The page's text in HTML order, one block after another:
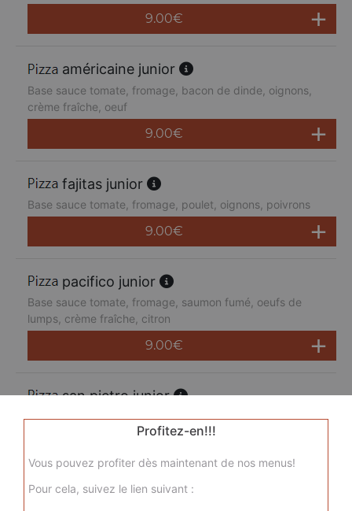
9.00€
américaine junior
Base sauce tomate, fromage, bacon de dinde, oignons,
crème fraîche, oeuf
9.00€
fajitas junior
Base sauce tomate, fromage, poulet, oignons, poivrons
9.00€
pacifico junior
Base sauce tomate, fromage, saumon fumé, oeufs de
lumps, crème fraîche, citron
9.00€
san pietro junior
Base sauce tomate, fromage, chorizo, jambon de dinde,
merguez, champignons
9.00€
Profitez-en!!!
Vous pouvez profiter dès maintenant de nos menus!
Pour cela, suivez le lien suivant :